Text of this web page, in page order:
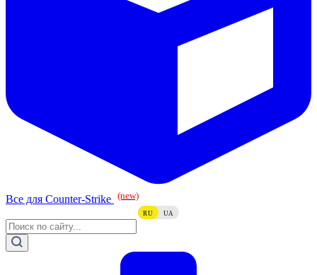
Все для Counter-Strike (new)
RU UA